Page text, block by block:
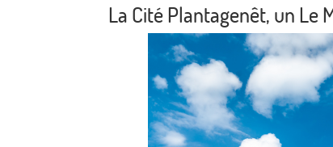
La Cité Plantagenêt, un Le